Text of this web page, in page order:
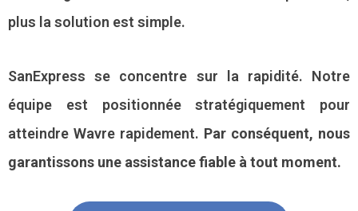
plus la solution est simple.
SanExpress se concentre sur la rapidité. Notre
équipe est positionnée stratégiquement pour
atteindre Wavre rapidement. Par conséquent, nous
garantissons une assistance fiable à tout moment.